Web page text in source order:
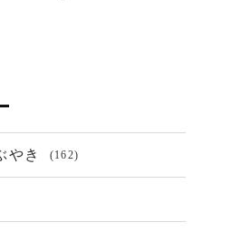
やき (162)